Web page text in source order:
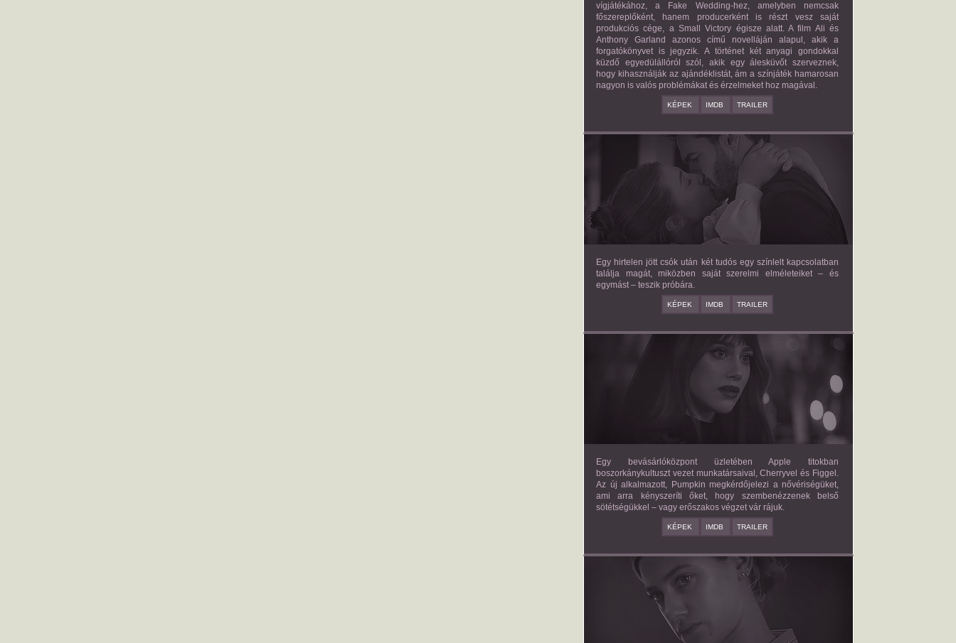
vígjátékához, a Fake Wedding-hez, amelyben nemcsak
főszereplőként, hanem producerként is részt vesz saját
produkciós cége, a Small Victory égisze alatt. A film Ali és
Anthony Garland azonos című novelláján alapul, akik a
forgatókönyvet is jegyzik. A történet két anyagi gondokkal
küzdő egyedülállóról szól, akik egy álesküvőt szerveznek,
hogy kihasználják az ajándéklistát, ám a színjáték hamarosan
nagyon is valós problémákat és érzelmeket hoz magával.
KÉPEK IMDB TRAILER
THE LOVE HYPOTHESIS
2026/09/23
OLIVE SMITH
Egy hirtelen jött csók után két tudós egy színlelt kapcsolatban
találja magát, miközben saját szerelmi elméleteiket – és
egymást – teszik próbára.
KÉPEK IMDB TRAILER
FORBIDDEN FRUITS
2026/03/27
APPLE
Egy bevásárlóközpont üzletében Apple titokban
boszorkánykultuszt vezet munkatársaival, Cherryvel és Figgel.
Az új alkalmazott, Pumpkin megkérdőjelezi a nővériségüket,
ami arra kényszeríti őket, hogy szembenézzenek belső
sötétségükkel – vagy erőszakos végzet vár rájuk.
KÉPEK IMDB TRAILER
AMERICAN SWEATSHOP
DAISY MORIARTY